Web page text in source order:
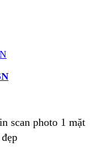
scan photo 1 mặt